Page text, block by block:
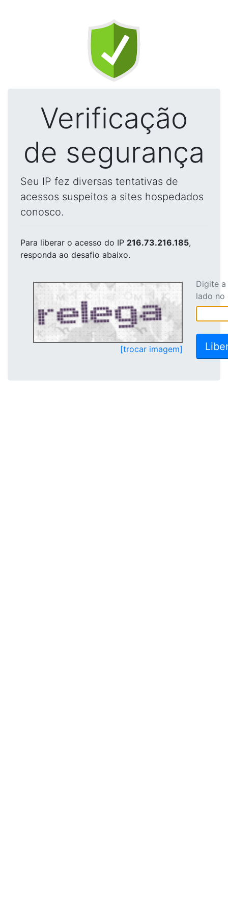
Verificação
de segurança
Seu IP fez diversas tentativas de
acessos suspeitos a sites hospedados
conosco.
Para liberar o acesso do IP 216.73.216.185,
responda ao desafio abaixo.
[trocar imagem]
Digite
lado no